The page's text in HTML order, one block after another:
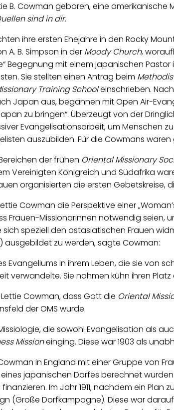
B. Cowman geboren, eine
sind in dir.
ihre ersten Ehejahre in den Rocky
A. B. Simpson in der Moody Church,
Begegnung mit einem japanischen Pastor
Sie stellten einen Antrag beim
Training Schooleinschrieben.
Japan aus, begannen mit Open Air-
zu bringen“. Überzeugt von der
Evangelisationsarbeit, um Menschen
auszubilden. Für die Cowmans
der frühen Oriental Missionary
Vereinigten Königreich und Südafrika
organisierten die ersten
Cowman die Perspektive einer
Frauen-Missionarinnen notwendig seien,
sich speziell den ostasiatischen Frauen
ausgebildet zu werden, sagte Cowman:
Evangeliums in ihrem Leben, die sie
verwandelte. Sie nahmen kühn ihren
Cowman, dass Gott die Oriental
der OMS wurde.
die sowohl Evangelisation als
Missioneinging. Diese war 1903 als
in England mit einer Gruppe von
japanischen Dorfes berechnet
Im Jahr 1911, nachdem ein
(Große Dorfkampagne). Diese war